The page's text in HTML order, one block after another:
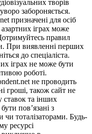
творів
забороняється.
призначені для осіб
іграх може
правил
При виявленні перших
до спеціаліста.
іграх не може бути
роботі.
не проводить
гроші, також сайт не
ставок та інших
пов’язані з
чи тоталізаторами. Будь-
ресурсі